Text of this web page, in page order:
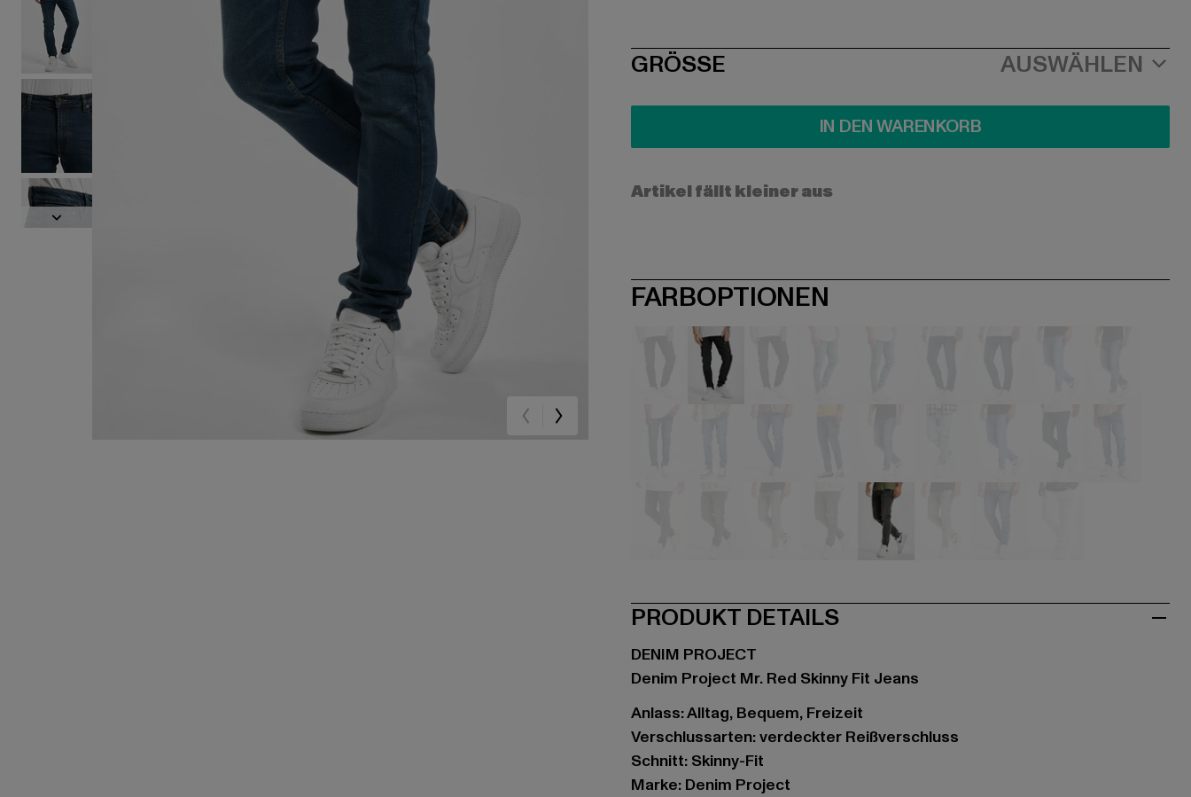
SIZE
GRÖSSE AUSWÄHLEN
IN DEN WARENKORB
Artikel fällt kleiner aus
FARBOPTIONEN
blau
PRODUKT DETAILS
DENIM PROJECT
Denim Project Mr. Red Skinny Fit Jeans
Anlass: Alltag, Bequem, Freizeit
Verschlussarten: verdeckter Reißverschluss
Schnitt: Skinny-Fit
Marke: Denim Project